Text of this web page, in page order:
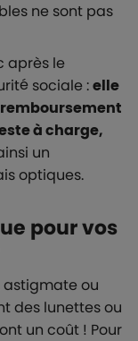
ne sont pas
après le
sociale :elle
à charge,
un
optiques.
pour vos
astigmate ou
des lunettes ou
un coût ! Pour